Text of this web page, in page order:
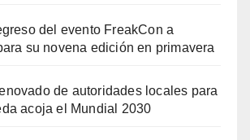
del evento FreakCon a
su novena edición en primavera
de autoridades locales para
acoja el Mundial 2030